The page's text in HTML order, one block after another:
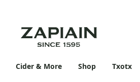
Cider & More Shop Txotx